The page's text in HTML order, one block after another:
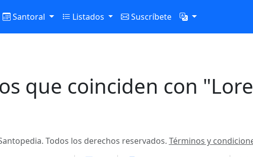
Santoral Listados Suscríbete
que coinciden con
Todos los derechos reservados. Términos y